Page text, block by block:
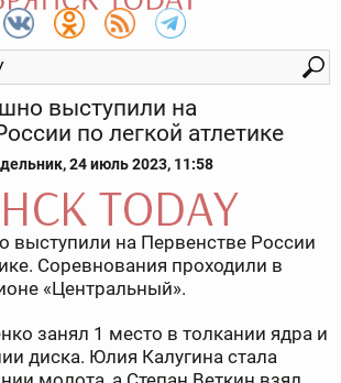
выступили на
по легкой атлетике
24 июль 2023, 11:58
выступили на Первенстве России
Соревнования проходили в
«Центральный».
занял 1 место в толкании ядра и
диска. Юлия Калугина стала